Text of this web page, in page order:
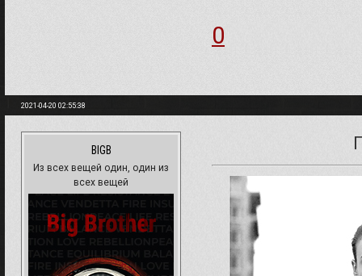
0
2021-04-20 02:55:38
BIGB
Из всех вещей один, один из
всех вещей